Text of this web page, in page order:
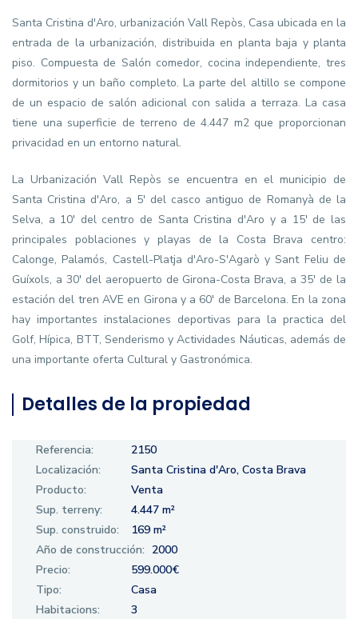
Santa Cristina d'Aro, urbanización Vall Repòs, Casa ubicada en la
entrada de la urbanización, distribuida en planta baja y planta
piso. Compuesta de Salón comedor, cocina independiente, tres
dormitorios y un baño completo. La parte del altillo se compone
de un espacio de salón adicional con salida a terraza. La casa
tiene una superficie de terreno de 4.447 m2 que proporcionan
privacidad en un entorno natural.
La Urbanización Vall Repòs se encuentra en el municipio de
Santa Cristina d'Aro, a 5' del casco antiguo de Romanyà de la
Selva, a 10' del centro de Santa Cristina d'Aro y a 15' de las
principales poblaciones y playas de la Costa Brava centro:
Calonge, Palamós, Castell-Platja d'Aro-S'Agarò y Sant Feliu de
Guíxols, a 30' del aeropuerto de Girona-Costa Brava, a 35' de la
estación del tren AVE en Girona y a 60' de Barcelona. En la zona
hay importantes instalaciones deportivas para la practica del
Golf, Hípica, BTT, Senderismo y Actividades Náuticas, además de
una importante oferta Cultural y Gastronómica.
Detalles de la propiedad
Referencia:
2150
Localización:
Santa Cristina d'Aro, Costa Brava
Producto:
Venta
Sup. terreny:
4.447 m²
Sup. construido:
169 m²
Año de construcción: 2000
Precio:
599.000€
Tipo:
Casa
Habitacions:
3